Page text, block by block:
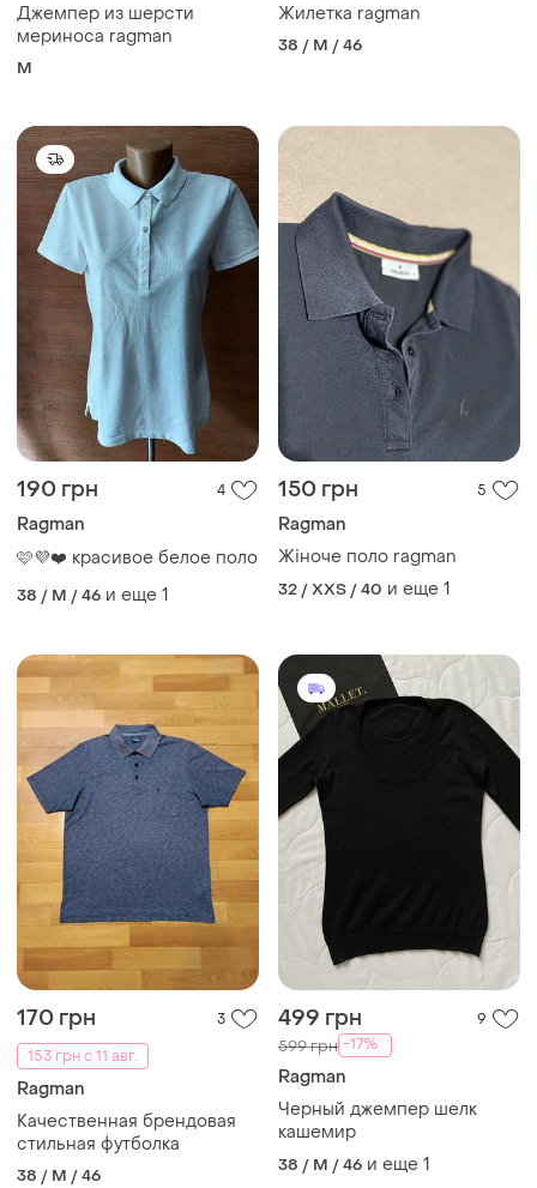
Джемпер из шерсти
мериноса ragman
M
Жилетка ragman
38 / M / 46
190 грн 4
Ragman
🩷💜❤️ красивое белое поло
38 / M / 46 и еще 1
150 грн 5
Ragman
Жіноче поло ragman
32 / XXS / 40 и еще 1
170 грн
3
153 грн с 11 авг.
Ragman
Качественная брендовая
стильная футболка
38 / M / 46
499 грн 9
599 грн -17%
Ragman
Черный джемпер шелк
кашемир
38 / M / 46 и еще 1